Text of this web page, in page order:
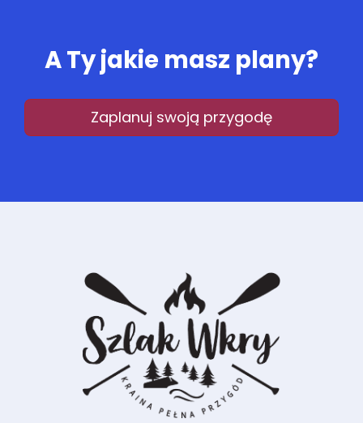
A Ty jakie masz plany?
Zaplanuj swoją przygodę